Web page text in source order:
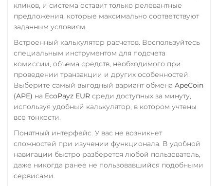
кликов, и система оставит только релевантные
предложения, которые максимально соответствуют
заданным условиям.
Встроенный калькулятор расчетов. Воспользуйтесь
специальным инструментом для подсчета
комиссии, объема средств, необходимого при
проведении транзакции и других особенностей.
Выберите самый выгодный вариант обмена ApeCoin
(APE) на EcoPayz EUR среди доступных за минуту,
используя удобный калькулятор, в котором учтены
все тонкости.
Понятный интерфейс. У вас не возникнет
сложностей при изучении функционала. В удобной
навигации быстро разберется любой пользователь,
даже никогда ранее не пользовавшийся подобными
сервисами.